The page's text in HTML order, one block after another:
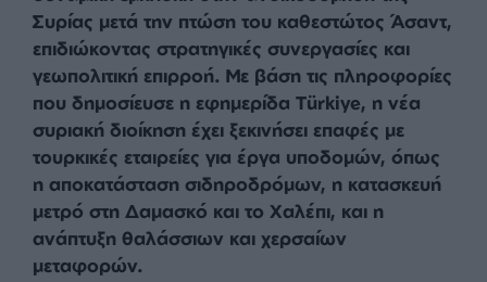
epa10946924 Turkish President Recep Tayyip Erdogan (C) visits Anitkabir, the
mausoleum of Turkish Republic's Founder Mustafa Kemal Ataturk, during
celebration to mark the 100th anniversary of Turkish Republic in Ankara, Turkey, 29
October 2023. The 100th anniversary of the proclamation of the Republic of Turkey
by Mustafa Kemal Ataturk in 1923, known as Republic Day, takes place on 29
October. The celebrations will include events such as drone and fireworks displays,
celebration marches and commemoration ceremonies. EPA/NECATI SAVAS
ΣΤΕΛΛΟΥ ΒΑΝΑ